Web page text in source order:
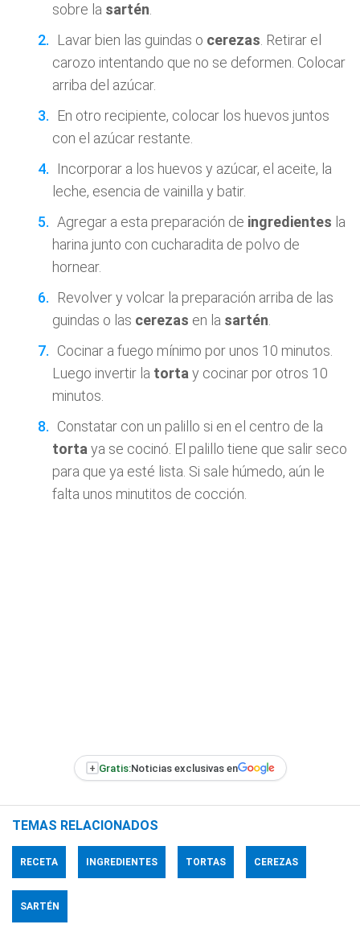
sobre la sartén
Lavar bien las guindas o cerezas . Retirar el
carozo intentando que no se deformen. Colocar
arriba del azúcar.
En otro recipiente, colocar los huevos juntos
con el azúcar restante.
Incorporar a los huevos y azúcar, el aceite, la
leche, esencia de vainilla y batir.
Agregar a esta preparación de ingredientes la
harina junto con cucharadita de polvo de
hornear.
Revolver y volcar la preparación arriba de las
guindas o las cerezas en la sartén
Cocinar a fuego mínimo por unos 10 minutos.
Luego invertir la torta y cocinar por otros 10
minutos.
Constatar con un palillo si en el centro de la
torta ya se cocinó. El palillo tiene que salir seco
para que ya esté lista. Si sale húmedo, aún le
falta unos minutitos de cocción.
+ Gratis:Noticias exclusivas en
TEMAS RELACIONADOS
RECETA INGREDIENTES TORTAS CEREZAS
SARTÉN